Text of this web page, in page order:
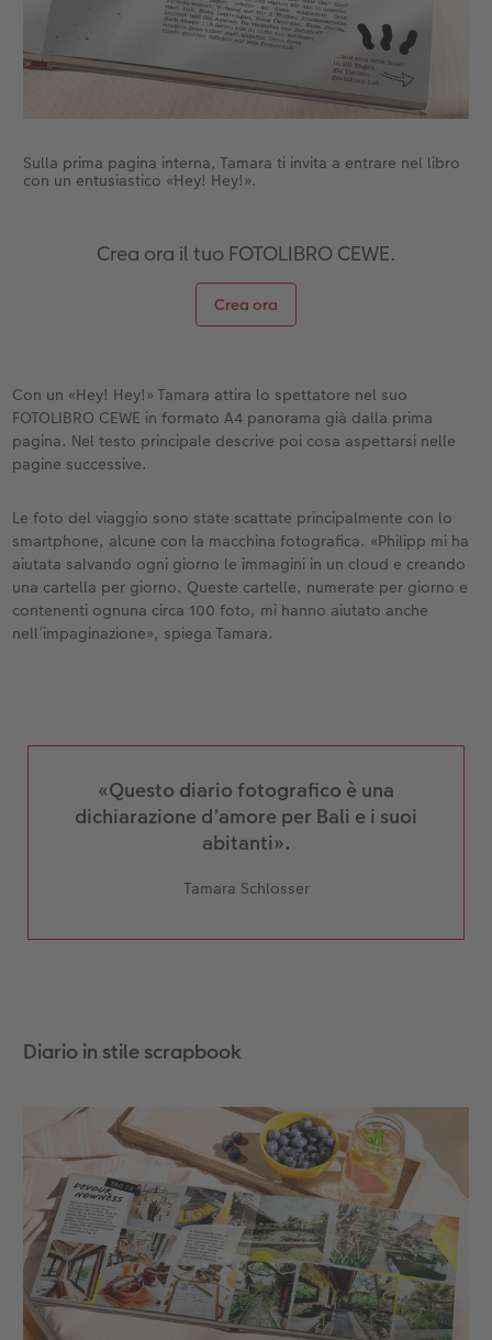
Sulla prima pagina interna, Tamara ti invita a entrare nel libro
con un entusiastico «Hey! Hey!».
Crea ora il tuo FOTOLIBRO CEWE.
Crea ora
Con un «Hey! Hey!» Tamara attira lo spettatore nel suo
FOTOLIBRO CEWE in formato A4 panorama già dalla prima
pagina. Nel testo principale descrive poi cosa aspettarsi nelle
pagine successive.
Le foto del viaggio sono state scattate principalmente con lo
smartphone, alcune con la macchina fotografica. «Philipp mi ha
aiutata salvando ogni giorno le immagini in un cloud e creando
una cartella per giorno. Queste cartelle, numerate per giorno e
contenenti ognuna circa 100 foto, mi hanno aiutato anche
nell’impaginazione», spiega Tamara.
«Questo diario fotografico è una
dichiarazione d’amore per Bali e i suoi
abitanti».
Tamara Schlosser
Diario in stile scrapbook